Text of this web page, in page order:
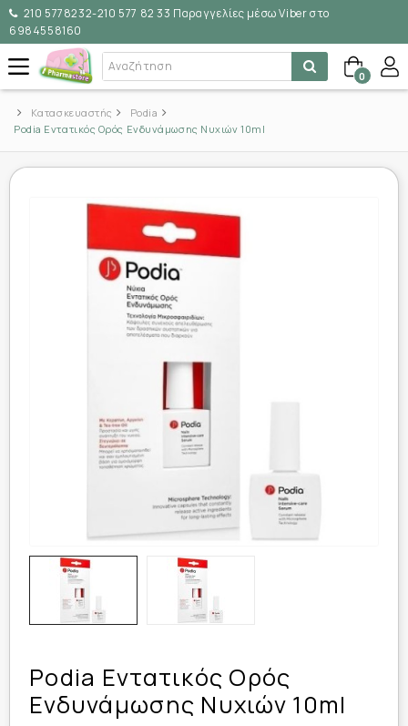
210 5778232-210 577 82 33 Παραγγελίες μέσω Viber στο
6984558160
0
Κατασκευαστής
Podia
Podia Εντατικός Ορός Ενδυνάμωσης Νυχιών 10ml
Podia Εντατικός Ορός
Ενδυνάμωσης Νυχιών 10ml